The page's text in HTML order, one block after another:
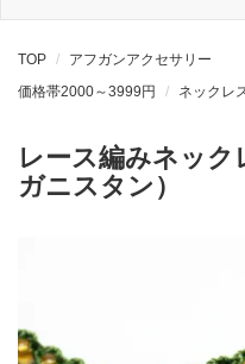
TOP
アフガンアクセサリー
価格帯2000～3999円
ネックレ
レース編みネッ
ガニスタン）